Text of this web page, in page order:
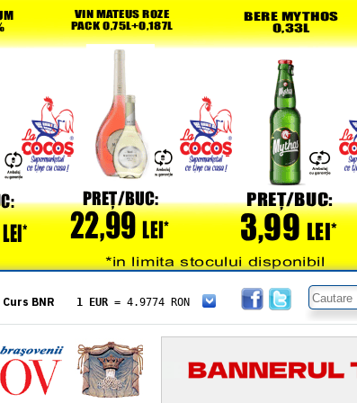
Curs BNR 1 EUR = 4.9774 RON
= 5.8304 RON
1 XAU= 464.4611 RON
1 AED= 1.1933 RON
1 AUD= 2.7957 RON
1 BGN= 2.5449 RON